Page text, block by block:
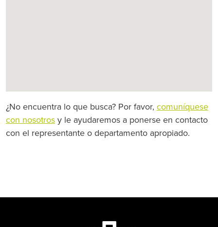
¿No encuentra lo que busca? Por favor, comuníquese
con nosotrosy le ayudaremos a ponerse en contacto
con el representante o departamento apropiado.